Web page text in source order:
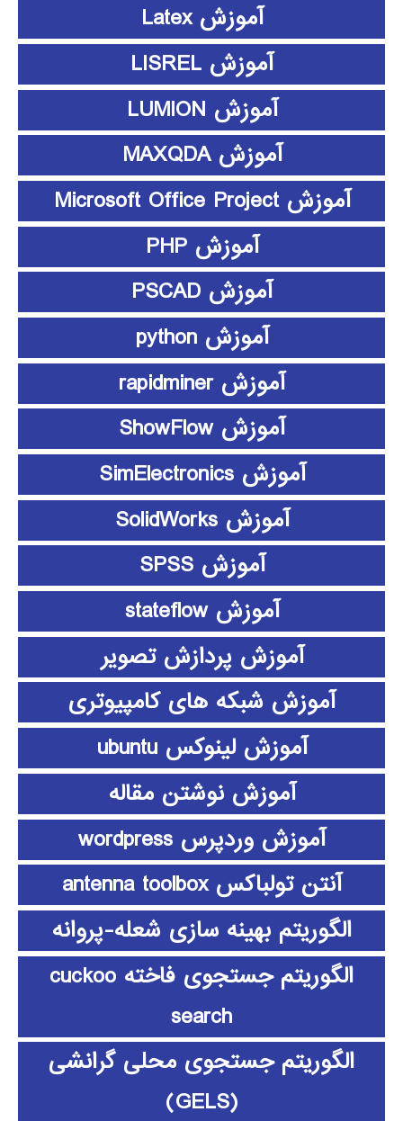
آموزش Latex
آموزش LISREL
آموزش LUMION
آموزش MAXQDA
آموزش Microsoft Office Project
آموزش PHP
آموزش PSCAD
آموزش python
آموزش rapidminer
آموزش ShowFlow
آموزش SimElectronics
آموزش SolidWorks
آموزش SPSS
آموزش stateflow
آموزش پردازش تصویر
آموزش شبکه های کامپیوتری
آموزش لینوکس ubuntu
آموزش نوشتن مقاله
آموزش وردپرس wordpress
آنتن تولباکس antenna toolbox
الگوریتم بهینه سازی شعله-پروانه
الگوریتم جستجوی فاخته cuckoo
search
الگوریتم جستجوی محلی گرانشی
(GELS)